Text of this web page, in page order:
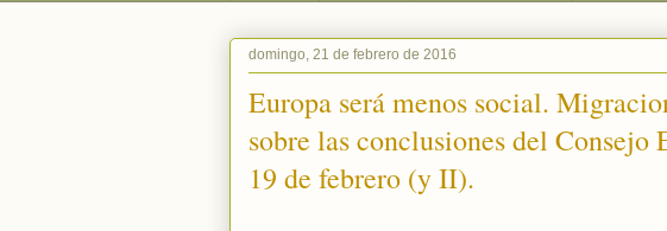
domingo, 21 de febrero de 2016
Europa será menos social.
sobre las conclusiones del Consejo
19 de febrero (y II).